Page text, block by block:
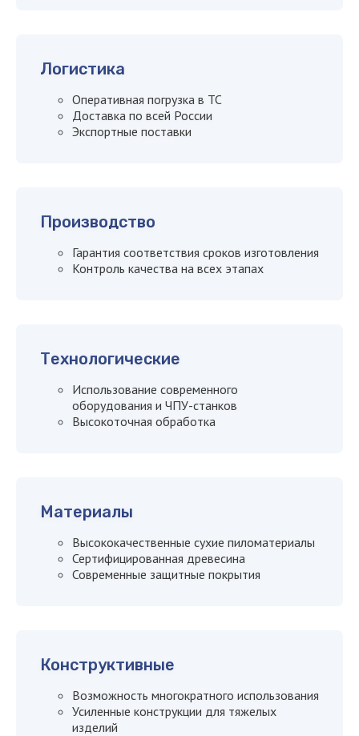
Логистика
Оперативная погрузка в ТС
Доставка по всей России
Экспортные поставки
Производство
Гарантия соответствия сроков изготовления
Контроль качества на всех этапах
Технологические
Использование современного
оборудования и ЧПУ-станков
Высокоточная обработка
Материалы
Высококачественные сухие пиломатериалы
Сертифицированная древесина
Современные защитные покрытия
Конструктивные
Возможность многократного использования
Усиленные конструкции для тяжелых
изделий
Я согласен сполитикой
конфиденциальности сайта
Оставить заявку